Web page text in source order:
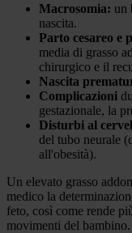
Macrosomia: un
nascita.
Parto cesareo e
media di grasso
chirurgico e il
Nascita
Complicazioni
gestazionale, la
Disturbi al
del tubo neurale
all'obesità).
Un elevato grasso
medico la
feto, così come rende
movimenti del bambino.